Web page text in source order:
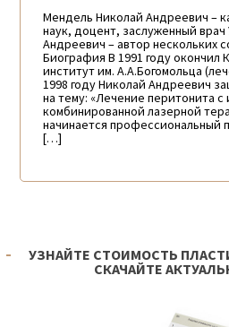
Мендель Николай Андреевич –
наук, доцент, заслуженный
Андреевич – автор нескольких
Биография В 1991 году окончил
институт им. А.А.Богомольца
1998 году Николай Андреевич
на тему: «Лечение перитонита с
комбинированной лазерной
начинается профессиональный
[…]
УЗНАЙТЕ СТОИМОСТЬ
СКАЧАЙТЕ